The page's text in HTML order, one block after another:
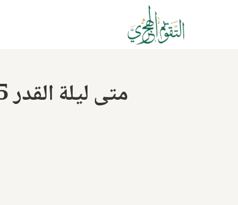
متى ليلة القدر 2025 - 1446؟ علاماتها وأوقات تحريها والدعاء المأثور فيها